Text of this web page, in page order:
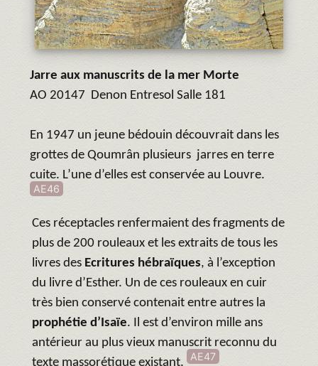
Jarre aux manuscrits de la mer Morte
AO 20147 Denon Entresol Salle 181
En 1947 un jeune bédouin découvrait dans les
grottes de Qoumrân plusieurs jarres en terre
cuite. L’une d’elles est conservée au Louvre.
AE46
Ces réceptacles renfermaient des fragments de
plus de 200 rouleaux et les extraits de tous les
livres des Ecritures hébraïques, à l’exception
du livre d’Esther. Un de ces rouleaux en cuir
très bien conservé contenait entre autres la
prophétie d’Isaïe. Il est d’environ mille ans
antérieur au plus vieux manuscrit reconnu du
texte massorétique existant.
AE47